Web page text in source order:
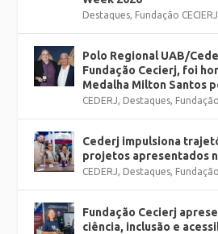
Destaques, Fundação CECIERJ
Polo Regional UAB/
Fundação Cecierj, foi
Medalha Milton Santos
CEDERJ, Destaques,
Cederj impulsiona
projetos apresentados
CEDERJ, Destaques,
Fundação Cecierj
ciência, inclusão e